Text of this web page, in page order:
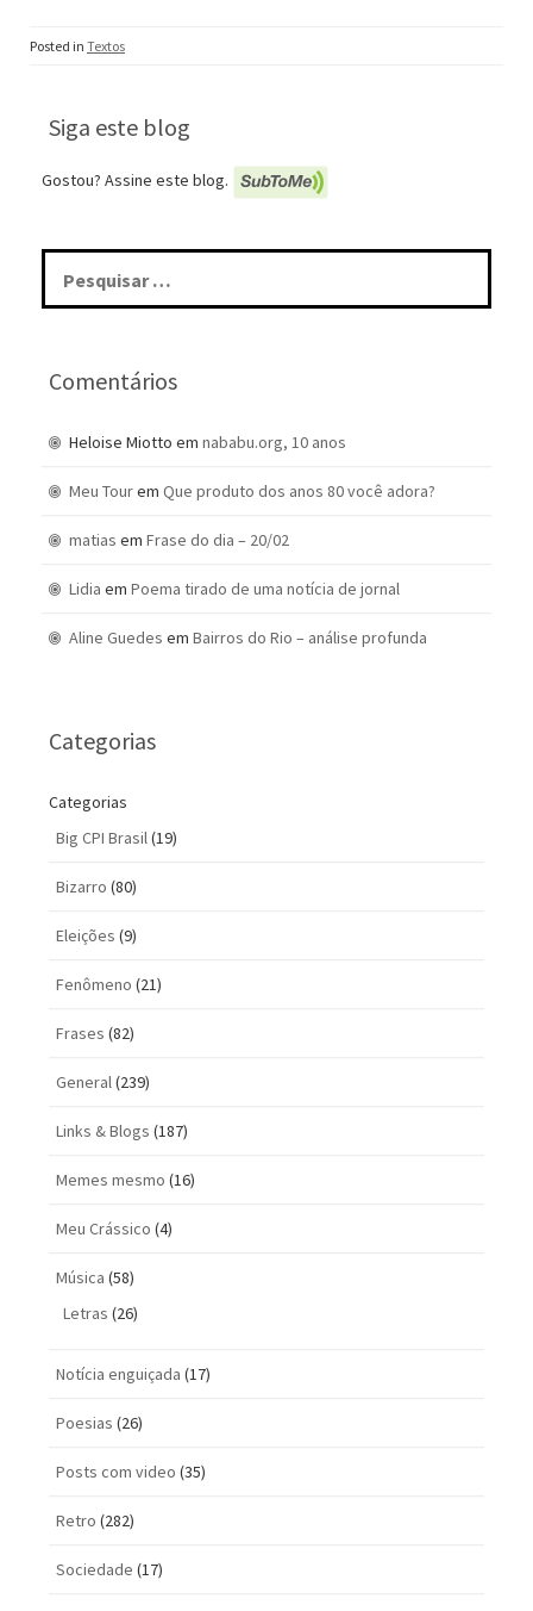
Posted in Textos
Siga este blog
Gostou? Assine este blog.
Pesquisar
por:
Comentários
Heloise Miotto em nababu.org, 10 anos
Meu Tourem Que produto dos anos 80 você adora?
matias em Frase do dia – 20/02
Lidia em Poema tirado de uma notícia de jornal
Aline Guedes em Bairros do Rio – análise profunda
Categorias
Categorias
Big CPI Brasil(19)
Bizarro (80)
Eleições (9)
Fenômeno (21)
Frases (82)
General(239)
Links & Blogs (187)
Memes mesmo (16)
Meu Crássico (4)
Música (58)
Letras (26)
Notícia enguiçada (17)
Poesias (26)
Posts com vi­deo (35)
Retro (282)
Sociedade (17)